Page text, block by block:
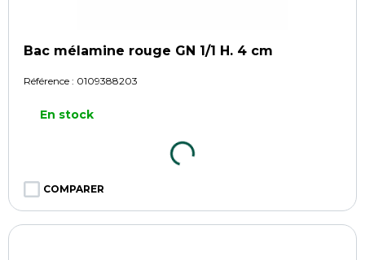
Bac mélamine rouge GN 1/1 H. 4 cm
Référence : 0109388203
En stock
COMPARER